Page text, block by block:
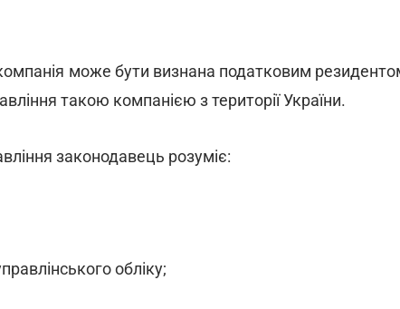
може бути визнана податковим
такою компанією з території України.
законодавець розуміє:
обліку;